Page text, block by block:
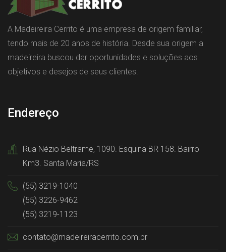
A Madeireira Cerrito é uma empresa de origem familiar,
tendo mais de 20 anos de história. Desde sua origem a
madeireira buscou dar oportunidades e soluções aos
objetivos e desejos de seus clientes.
Endereço
Rua Nézio Beltrame, 1090. Esquina BR 158. Bairro
Km3. Santa Maria/RS
(55) 3219-1040
(55) 3226-9462
(55) 3219-1123
contato@madeireiracerrito.com.br